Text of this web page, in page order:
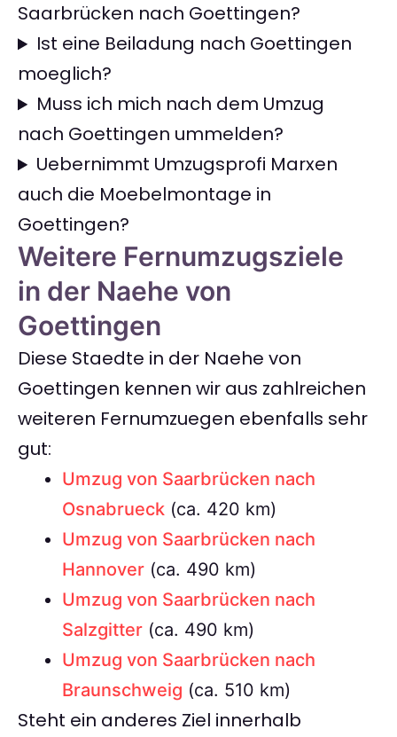
Saarbrücken nach Goettingen?
Ist eine Beiladung nach Goettingen
moeglich?
Muss ich mich nach dem Umzug
nach Goettingen ummelden?
Uebernimmt Umzugsprofi Marxen
auch die Moebelmontage in
Goettingen?
Weitere Fernumzugsziele
in der Naehe von
Goettingen
Diese Staedte in der Naehe von
Goettingen kennen wir aus zahlreichen
weiteren Fernumzuegen ebenfalls sehr
gut:
Umzug von Saarbrücken nach
Osnabrueck (ca. 420 km)
Umzug von Saarbrücken nach
Hannover (ca. 490 km)
Umzug von Saarbrücken nach
Salzgitter (ca. 490 km)
Umzug von Saarbrücken nach
Braunschweig (ca. 510 km)
Steht ein anderes Ziel innerhalb